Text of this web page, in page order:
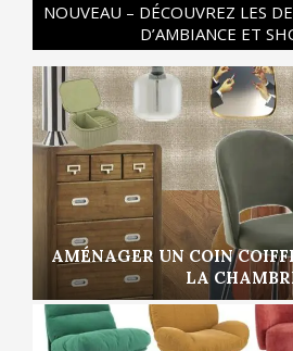
NOUVEAU – DÉCOUVREZ LES
D’AMBIANCE ET
AMÉNAGER UN COIN
LA